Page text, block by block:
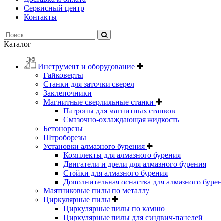
Сервисный центр
Контакты
Каталог
Инструмент и оборудование
Гайковерты
Станки для заточки сверел
Заклепочники
Магнитные сверлильные станки
Патроны для магнитных станков
Смазочно-охлаждающая жидкость
Бетонорезы
Штроборезы
Установки алмазного бурения
Комплекты для алмазного бурения
Двигатели и дрели для алмазного бурения
Стойки для алмазного бурения
Дополнительная оснастка для алмазного
Маятниковые пилы по металлу
Циркулярные пилы
Циркулярные пилы по камню
Циркулярные пилы для сэндвич-панелей